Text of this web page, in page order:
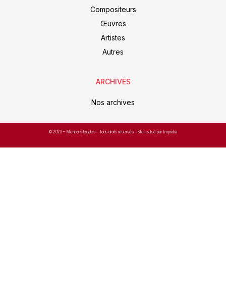
Compositeurs
Œuvres
Artistes
Autres
ARCHIVES
Nos archives
© 2023 – Mentions légales – Tous droits réservés – Site réalisé par Improba